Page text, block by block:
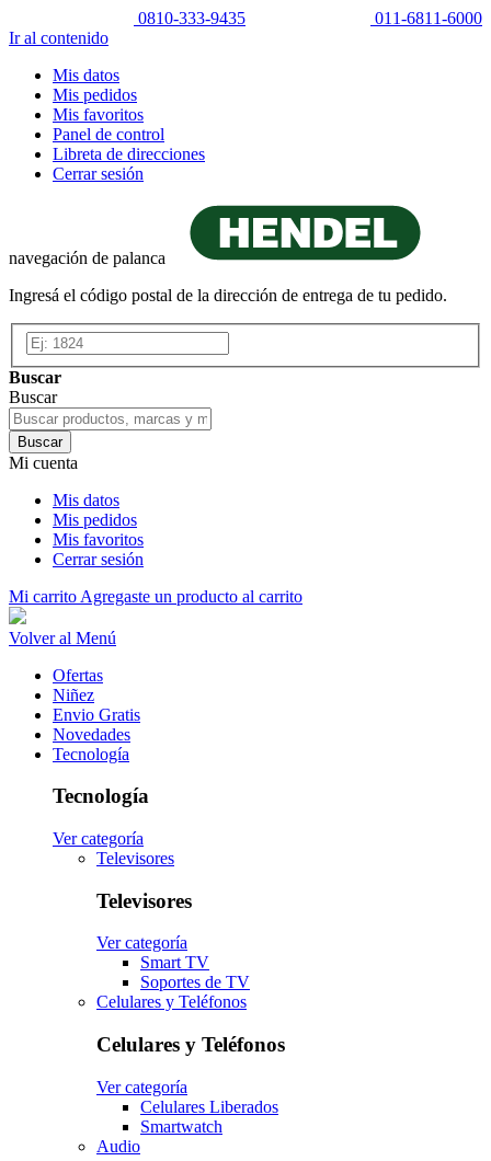
0810-333-9435
011-6811-6000
Ir al contenido
Mis datos
Mis pedidos
Mis favoritos
Panel de control
Libreta de direcciones
Cerrar sesión
navegación de palanca
Ingresá el código postal de la dirección de entrega de tu pedido.
Buscar
Buscar
Buscar
Mi cuenta
Mis datos
Mis pedidos
Mis favoritos
Cerrar sesión
Mi carrito Agregaste un producto al carrito
Volver al Menú
Ofertas
Niñez
Envio Gratis
Novedades
Tecnología
Tecnología
Ver categoría
Televisores
Televisores
Ver categoría
Smart TV
Soportes de TV
Celulares y Teléfonos
Celulares y Teléfonos
Ver categoría
Celulares Liberados
Smartwatch
Audio